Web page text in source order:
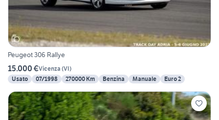
Peugeot 306 Rallye
15.000 €Vicenza (VI)
Usato
07/1998 270000 Km Benzina Manuale Euro 2